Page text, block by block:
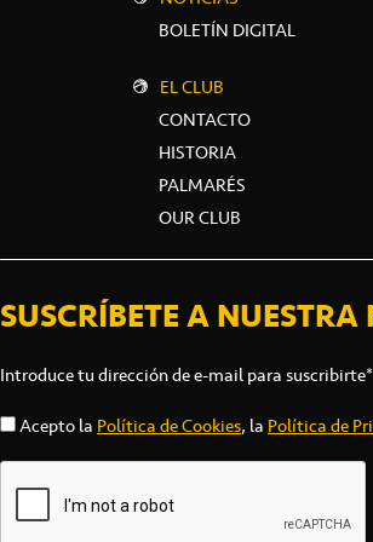
BOLETÍN DIGITAL
EL CLUB
CONTACTO
HISTORIA
PALMARÉS
OUR CLUB
SUSCRÍBETE A NUESTRA
Introduce tu dirección de e-mail para suscribirte*
Acepto la Política de Cookies, la Política de